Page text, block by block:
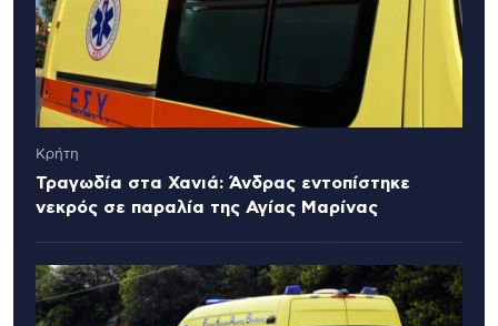
Κρήτη
Τραγωδία στα Χανιά: Άνδρας εντοπίστηκε
νεκρός σε παραλία της Αγίας Μαρίνας